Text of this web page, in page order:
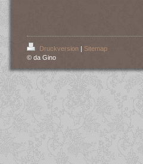
Druckversion | Sitemap
© da Gino